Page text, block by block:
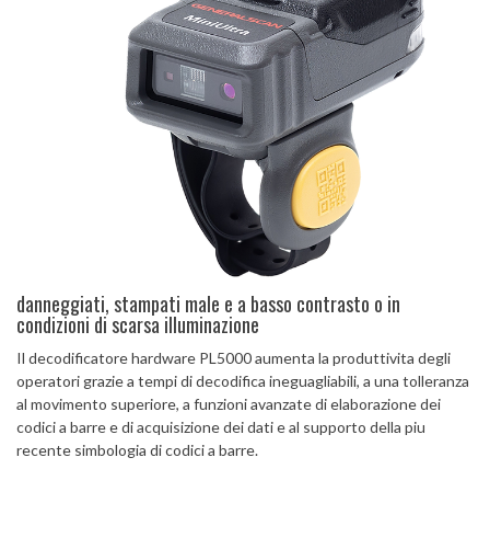
danneggiati, stampati male e a basso contrasto o in
condizioni di scarsa illuminazione
Il decodificatore hardware PL5000 aumenta la produttivita degli
operatori grazie a tempi di decodifica ineguagliabili, a una tolleranza
al movimento superiore, a funzioni avanzate di elaborazione dei
codici a barre e di acquisizione dei dati e al supporto della piu
recente simbologia di codici a barre.